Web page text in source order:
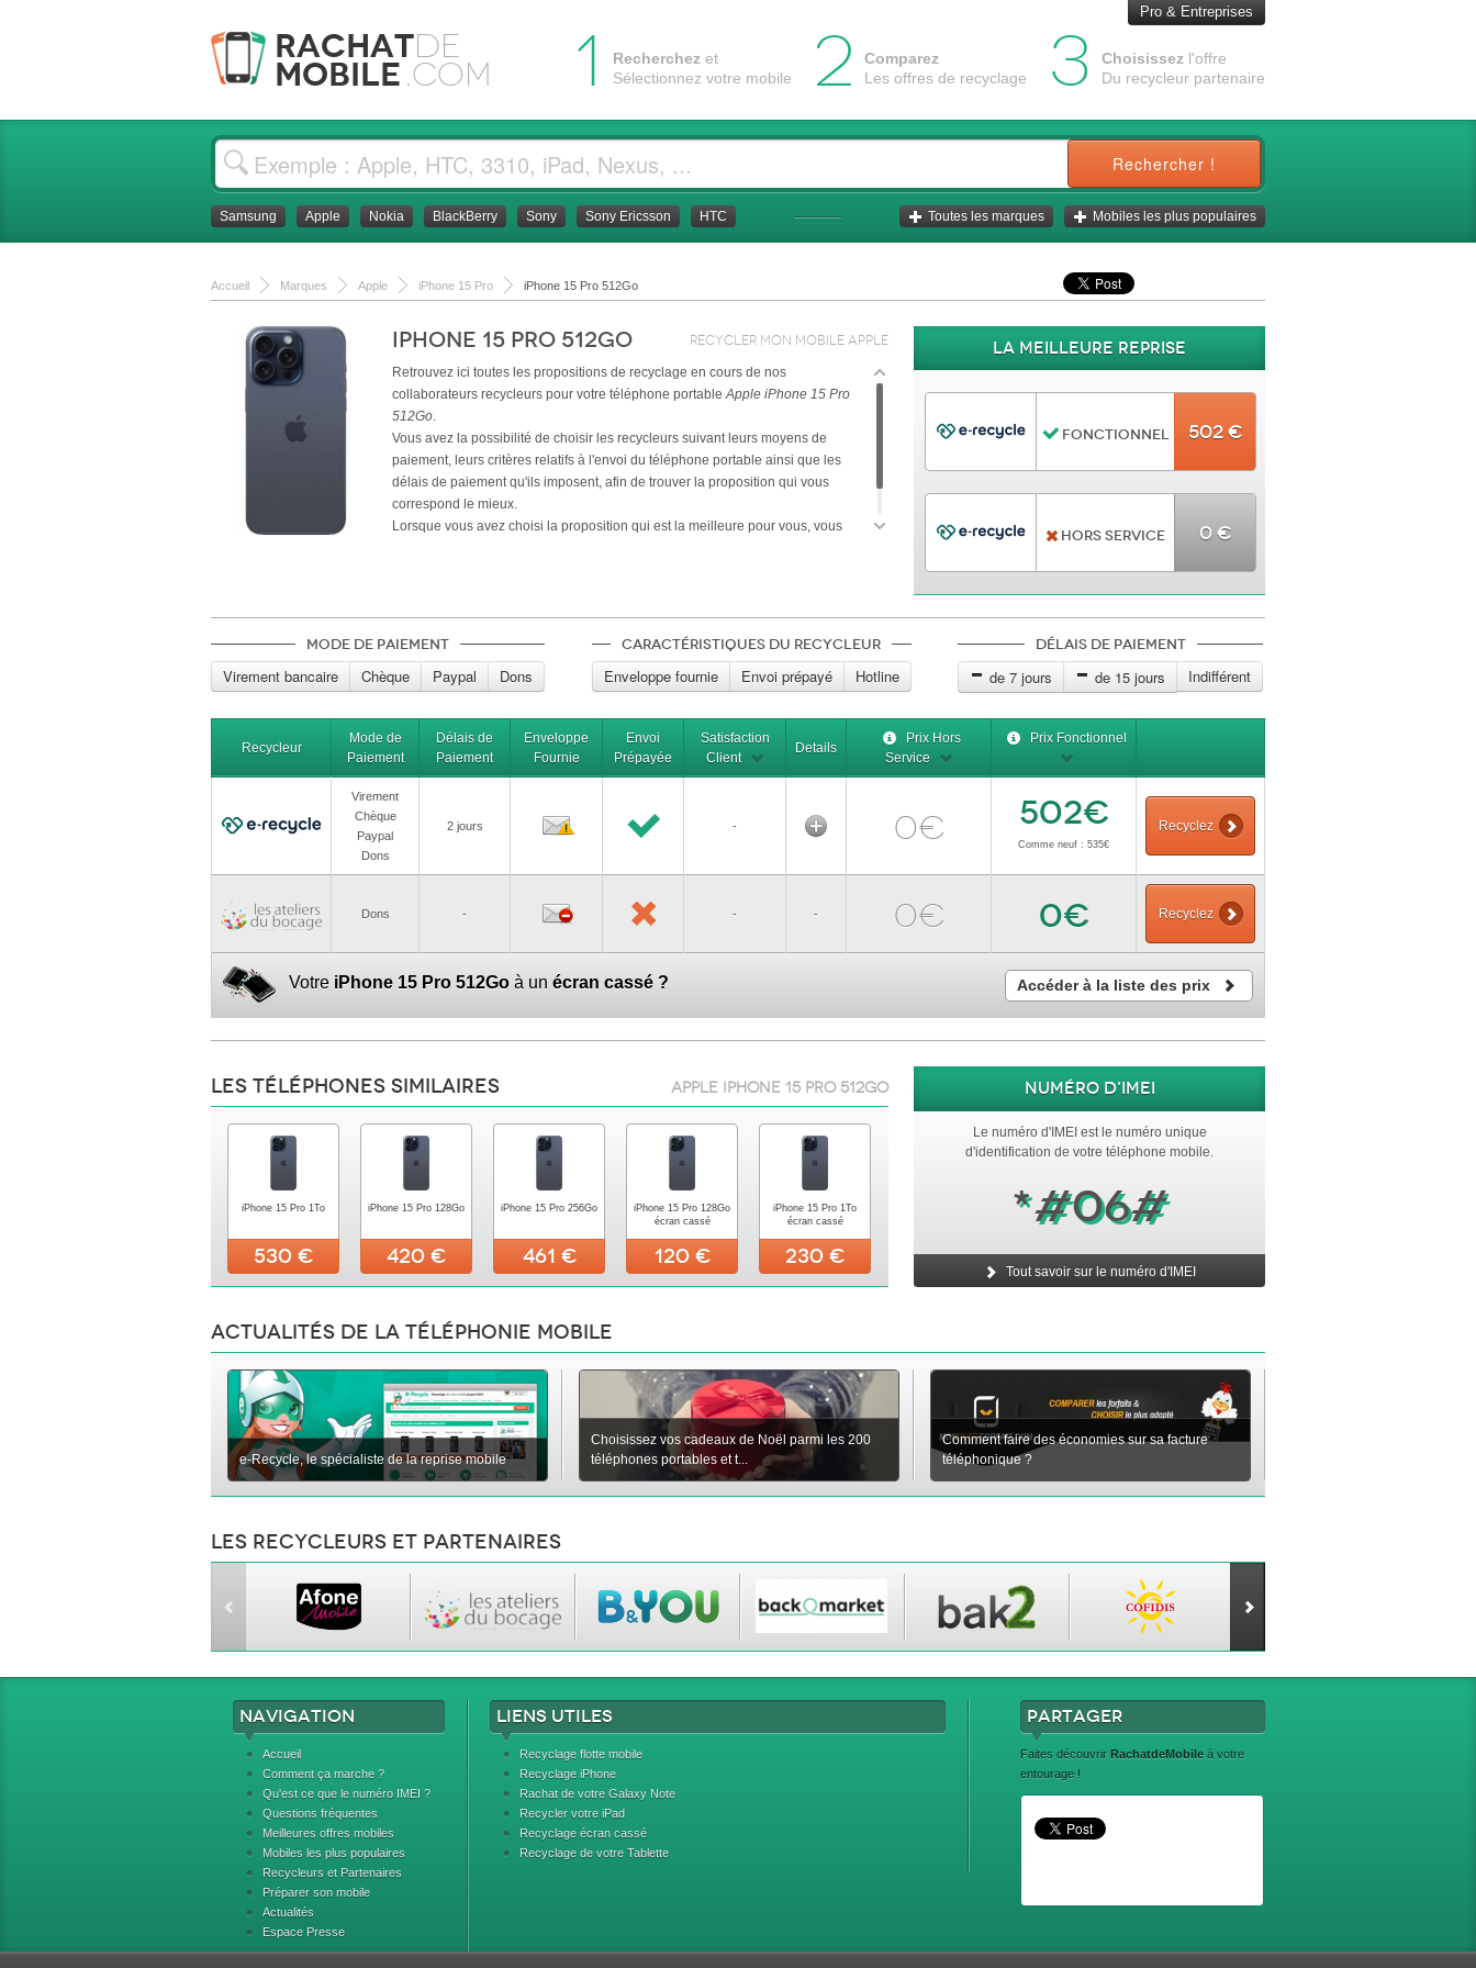
Rachatde
Mobile .com 3 Choisissez l'offre
Du recycleur partenaire
2
Comparez
Les offres de recyclage
1 Recherchez et
Sélectionnez votre mobile
Pro & Entreprises
Rechercher !
Samsung Apple Nokia BlackBerry Sony Sony Ericsson HTC Toutes les marques Mobiles les plus populaires
Accueil Marques Apple iPhone 15 Pro iPhone 15 Pro 512Go
Recycler mon mobile Apple
iPhone 15 Pro 512Go
Retrouvez ici toutes les propositions de recyclage en cours de nos
collaborateurs recycleurs pour votre téléphone portableApple iPhone 15 Pro
512Go.
Vous avez la possibilité de choisir les recycleurs suivant leurs moyens de
paiement, leurs critères relatifs à l'envoi du téléphone portable ainsi que les
délais de paiement qu'ils imposent, afin de trouver la proposition qui vous
correspond le mieux.
Lorsque vous avez choisi la proposition qui est la meilleure pour vous, vous
La meilleure reprise
Fonctionnel 502 €
Hors service 0 €
Mode de paiement
Virement bancaire Chèque Paypal Dons
Caractéristiques du recycleur
Enveloppe fournie Envoi prépayé Hotline
Délais de paiement
de 7 jours de 15 jours Indifférent
Recycleur
Mode de
Paiement
Délais de
Paiement
Enveloppe
Fournie
Envoi
Prépayée
Satisfaction
Client
Details
Prix Hors
Service
Prix Fonctionnel
Virement
Chèque
Paypal
Dons
2 jours - 0€ 502€
Comme neuf : 535€
Recyclez
Dons - - - 0€ 0€ Recyclez
Votre iPhone 15 Pro 512Go à un écran cassé ? Accéder à la liste des prix
Les téléphones similaires Apple iPhone 15 Pro 512Go
iPhone 15 Pro 1To
530 €
iPhone 15 Pro 128Go
420 €
iPhone 15 Pro 256Go
461 €
iPhone 15 Pro 128Go
écran cassé
120 €
iPhone 15 Pro 1To
écran cassé
230 €
Numéro d'IMEI
Le numéro d'IMEI est le numéro unique
d'identification de votre téléphone mobile.
*#06#
Tout savoir sur le numéro d'IMEI
Actualités de la téléphonie mobile
e-Recycle, le spécialiste de la reprise mobile
Choisissez vos cadeaux de Noël parmi les 200
téléphones portables et t...
Comment faire des économies sur sa facture
téléphonique ?
Les recycleurs et partenaires
Navigation
Accueil
Comment ça marche ?
Qu'est ce que le numéro IMEI ?
Questions fréquentes
Meilleures offres mobiles
Mobiles les plus populaires
Recycleurs et Partenaires
Préparer son mobile
Actualités
Espace Presse
Liens utiles
Recyclage flotte mobile
Recyclage iPhone
Rachat de votre Galaxy Note
Recycler votre iPad
Recyclage écran cassé
Recyclage de votre Tablette
Partager
Faites découvrir RachatdeMobile à votre
entourage !